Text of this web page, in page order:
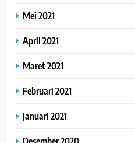
Mei 2021
April 2021
Maret 2021
Februari 2021
Januari 2021